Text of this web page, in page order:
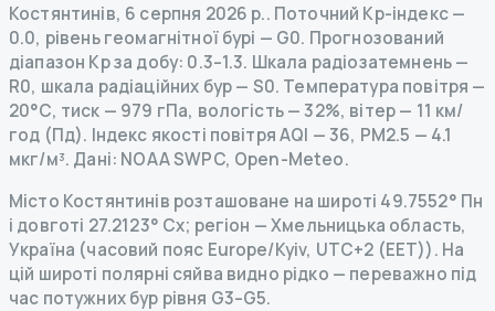
Костянтинів, 6 серпня 2026 р.. Поточний Kp-індекс—
0.0, рівень геомагнітної бурі — G0. Прогнозований
діапазон Kp за добу: 0.3–1.3. Шкала радіозатемнень—
R0, шкала радіаційних бур— S0. Температура повітря —
20°C, тиск — 979 гПа, вологість — 32%, вітер — 11 км/
год (Пд). Індекс якості повітря AQI — 36, PM2.5 — 4.1
мкг/м³. Дані: NOAA SWPC, Open-Meteo.
Місто Костянтинів розташоване на широті 49.7552° Пн
і довготі 27.2123° Сх; регіон — Хмельницька область,
Україна (часовий пояс Europe/Kyiv, UTC+2 (EET)). На
цій широті полярні сяйва видно рідко — переважно під
час потужних бур рівня G3–G5.